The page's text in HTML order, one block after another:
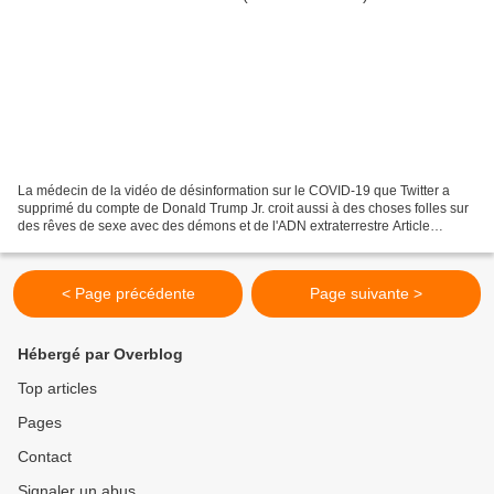
La médecin de la vidéo de désinformation sur le COVID-19 que Twitter a
supprimé du compte de Donald Trump Jr. croit aussi à des choses folles sur
des rêves de sexe avec des démons et de l'ADN extraterrestre Article
< Page précédente Page suivante >
Hébergé par Overblog
Top articles
Pages
Contact